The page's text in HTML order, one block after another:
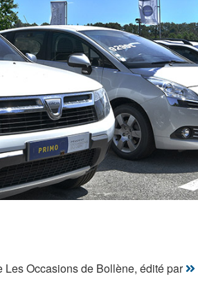
Les Occasions de Bollène, édité par